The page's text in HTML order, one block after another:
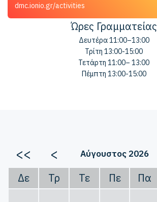
dmc.ionio.gr/activities
Ώρες Γραμματείας
Δευτέρα 11:00–13:00
Τρίτη 13:00-15:00
Τετάρτη 11:00– 13:00
Πέμπτη 13:00-15:00
<< < Αύγουστος 2026
Δε Τρ Τε Πε Πα